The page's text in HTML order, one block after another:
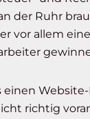
der Ruhr
vor allem
einen
richtig